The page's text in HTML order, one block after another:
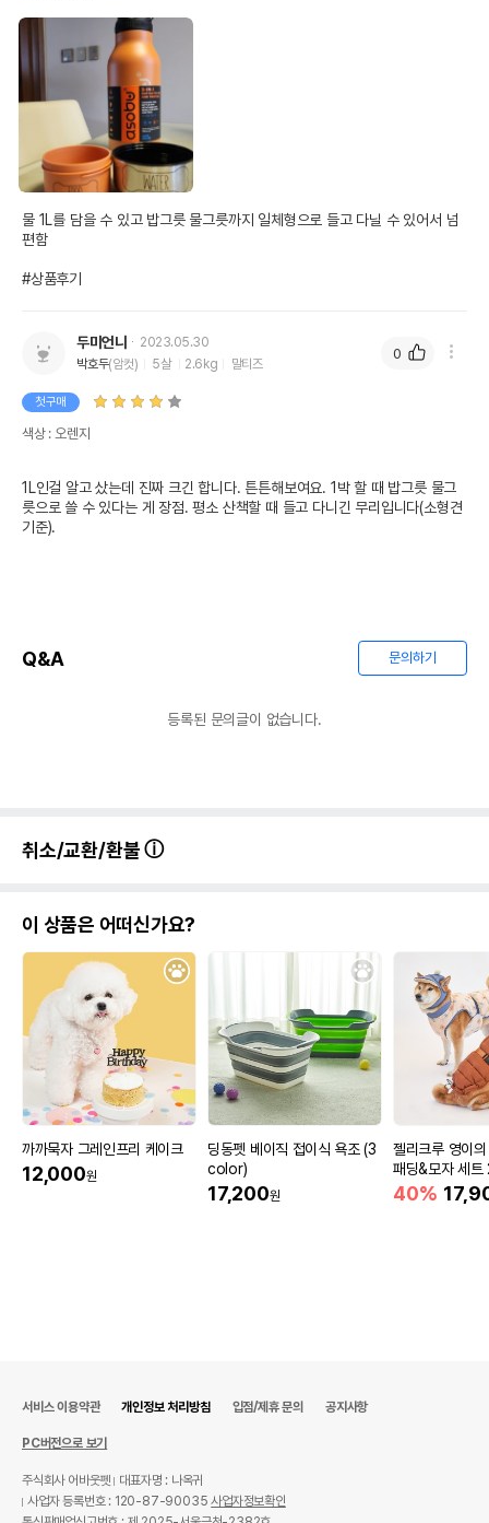
물 1L를 담을 수 있고 밥그릇 물그릇까지 일체형으로 들고 다닐 수 있어서 넘
편함
#상품후기
두미언니
2023.05.30
박호두(암컷) 5살 2.6kg 말티즈
첫구매
색상 : 오렌지
1L인걸 알고 샀는데 진짜 크긴 합니다. 튼튼해보여요. 1박 할 때 밥그릇 물그
릇으로 쓸 수 있다는 게 장점. 평소 산책할 때 들고 다니긴 무리입니다(소형견
기준).
0
Q&A 문의하기
등록된 문의글이 없습니다.
취소/교환/환불
이 상품은 어떠신가요?
까까묵자 그레인프리 케이크
12,000원
딩동펫 베이직 접이식 욕조 (3
color)
17,200원
젤리크루 영이
패딩&모자 세
40%
서비스 이용약관 개인정보 처리방침 입점/제휴 문의 공지사항
PC버전으로 보기
주식회사 어바웃펫
대표자명 : 나옥귀
사업자 등록번호 : 120-87-90035사업자정보확인